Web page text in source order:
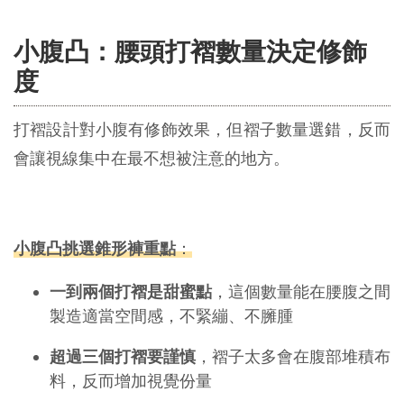
小腹凸：腰頭打褶數量決定修飾
度
打褶設計對小腹有修飾效果，但褶子數量選錯，反而
會讓視線集中在最不想被注意的地方。
小腹凸挑選錐形褲重點：
一到兩個打褶是甜蜜點 ，這個數量能在腰腹之間
製造適當空間感，不緊繃、不臃腫
超過三個打褶要謹慎 ，褶子太多會在腹部堆積布
料，反而增加視覺份量